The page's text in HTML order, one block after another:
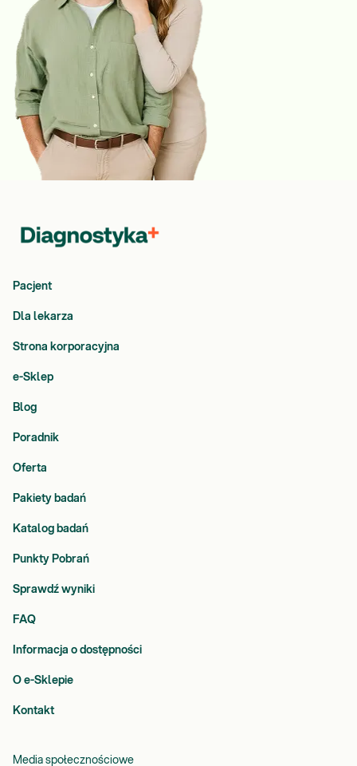
Pacjent
Dla lekarza
Strona korporacyjna
e-Sklep
Blog
Poradnik
Oferta
Pakiety badań
Katalog badań
Punkty Pobrań
Sprawdź wyniki
FAQ
Informacja o dostępności
O e-Sklepie
Kontakt
Media społecznościowe